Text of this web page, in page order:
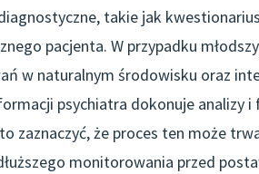
takie jak
pacjenta. W przypadku
w naturalnym środowisku oraz
psychiatra dokonuje analizy
zaznaczyć, że proces ten może
monitorowania przed